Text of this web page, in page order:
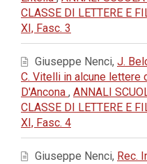
CLASSE DI LETTERE E
XI, Fasc. 3
Giuseppe Nenci, J.
C. Vitelli in alcune lettere
D'Ancona , ANNALI
CLASSE DI LETTERE E
XI, Fasc. 4
Giuseppe Nenci, Rec.